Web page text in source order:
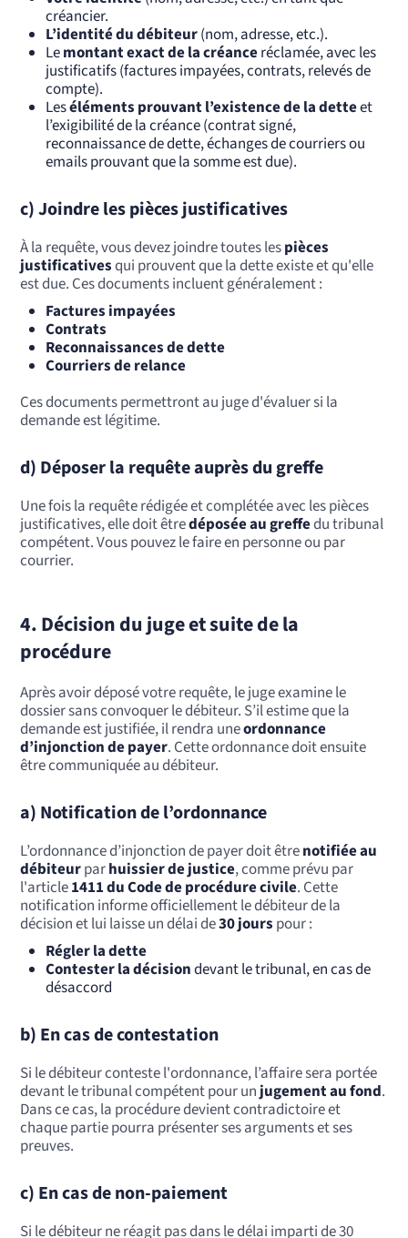
créancier.
L’identité du débiteur(nom, adresse, etc.).
Lemontant exact de la créanceréclamée, avec les
justificatifs (factures impayées, contrats, relevés de
compte).
Leséléments prouvant l’existence de la detteet
l’exigibilité de la créance (contrat signé,
reconnaissance de dette, échanges de courriers ou
emails prouvant que la somme est due).
c) Joindre les pièces justificatives
À la requête, vous devez joindre toutes lespièces
justificativesqui prouvent que la dette existe et qu'elle
est due. Ces documents incluent généralement :
Factures impayées
Contrats
Reconnaissances de dette
Courriers de relance
Ces documents permettront au juge d'évaluer si la
demande est légitime.
d) Déposer la requête auprès du greffe
Une fois la requête rédigée et complétée avec les pièces
justificatives, elle doit êtredéposée au greffedu tribunal
compétent. Vous pouvez le faire en personne ou par
courrier.
4. Décision du juge et suite de la
procédure
Après avoir déposé votre requête, le juge examine le
dossier sans convoquer le débiteur. S’il estime que la
demande est justifiée, il rendra uneordonnance
d’injonction de payer. Cette ordonnance doit ensuite
être communiquée au débiteur.
a) Notification de l’ordonnance
L’ordonnance d’injonction de payer doit êtrenotifiée au
débiteurparhuissier de justice, comme prévu par
l'article1411 du Code de procédure civile. Cette
notification informe officiellement le débiteur de la
décision et lui laisse un délai de30 jours pour :
Régler la dette
Contester la décisiondevant le tribunal, en cas de
désaccord
b) En cas de contestation
Si le débiteur conteste l'ordonnance, l’affaire sera portée
devant le tribunal compétent pour un jugement au fond.
Dans ce cas, la procédure devient contradictoire et
chaque partie pourra présenter ses arguments et ses
preuves.
c) En cas de non-paiement
Si le débiteur ne réagit pas dans le délai imparti de 30